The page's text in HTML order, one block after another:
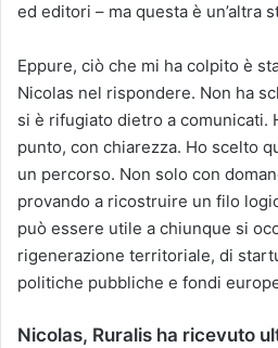
ed editori – ma questa è un’altra
Eppure, ciò che mi ha colpito è
Nicolas nel rispondere. Non ha
si è rifugiato dietro a comunicati.
punto, con chiarezza. Ho scelto
un percorso. Non solo con
provando a ricostruire un filo
può essere utile a chiunque si
rigenerazione territoriale, di
politiche pubbliche e fondi
Nicolas, Ruralis ha ricevuto